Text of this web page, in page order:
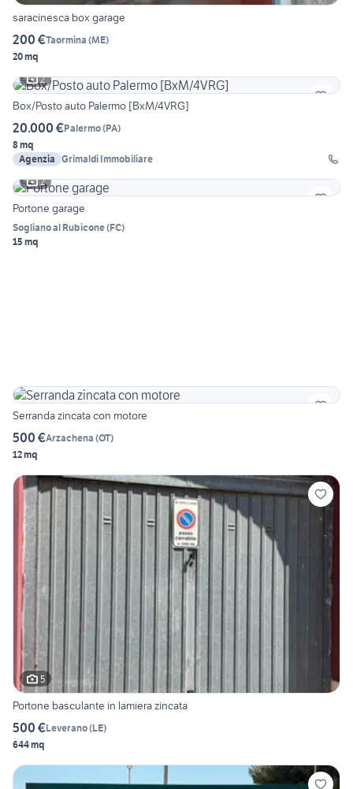
saracinesca box garage
200 €Taormina (ME)
20 mq
2
Box/Posto auto Palermo [BxM/4VRG]
20.000 €Palermo(PA)
8 mq
Agenzia Grimaldi Immobiliare
2
Portone garage
Sogliano al Rubicone(FC)
15 mq
Serranda zincata con motore
500 €Arzachena (OT)
12 mq
5
Portone basculante in lamiera zincata
500 €Leverano(LE)
644 mq